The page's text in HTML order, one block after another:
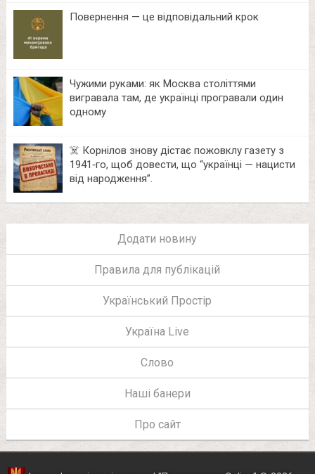
Повернення — це відповідальний крок
Чужими руками: як Москва століттями
вигравала там, де українці програвали один
одному
☠️ Корнілов знову дістає пожовклу газету з
1941‑го, щоб довести, що “українці — нацисти
від народження”.
Додати новину
Правила для публікацій
Український Простір
Україна Live
Слово
Наші банери
Про сайт